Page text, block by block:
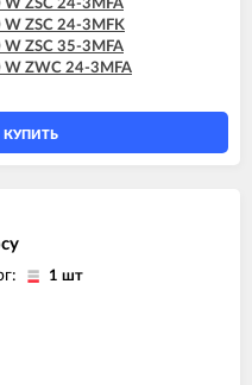
W ZSC 24-3MFA
W ZSC 24-3MFK
W ZSC 35-3MFA
W ZWC 24-3MFA
ZWC 24-3MFK
W ZWC 28-3MFA
W ZWC 28-3MFK
W ZWC 35-3MFA
КУПИТЬ
1 шт